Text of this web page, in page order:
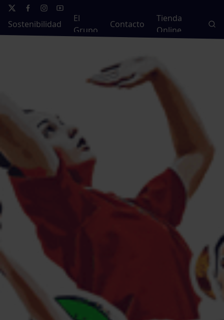
Sostenibilidad
El
Grupo
Contacto
Tienda
Online